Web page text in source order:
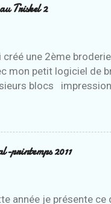
Triskel 2
créé une 2ème
mon petit logiciel de
blocs
printemps 2011
année je présente